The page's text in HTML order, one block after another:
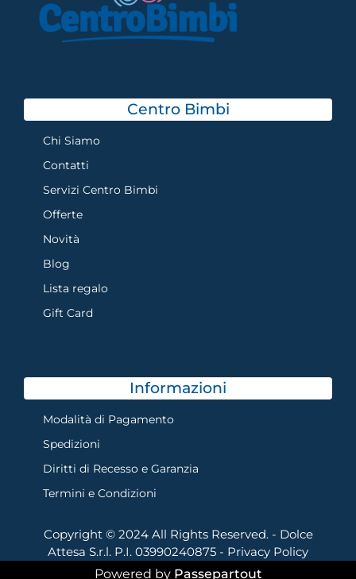
Centro Bimbi
Chi Siamo
Contatti
Servizi Centro Bimbi
Offerte
Novità
Blog
Lista regalo
Gift Card
Informazioni
Modalità di Pagamento
Spedizioni
Diritti di Recesso e Garanzia
Termini e Condizioni
Copyright © 2024 All Rights Reserved. - Dolce
Attesa S.r.l. P.I. 03990240875 - Privacy Policy
Powered by Passepartout